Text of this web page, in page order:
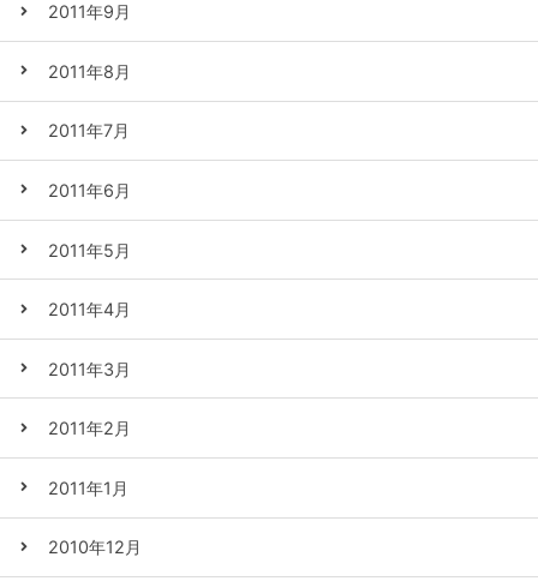
2011年9月
2011年8月
2011年7月
2011年6月
2011年5月
2011年4月
2011年3月
2011年2月
2011年1月
2010年12月